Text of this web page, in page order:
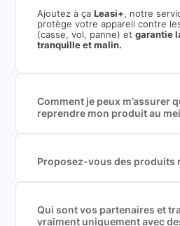
Ajoutez à çaLeasi+, notre
protège votre appareil contre
(casse, vol, panne) etgarantie
tranquille et malin.
Comment je peux m’assurer
reprendre mon produit au
garantir le meilleur prix de
sommes rémunéré à la
Proposez-vous des produits
produits officiels de grandes
reconditionné de haute qualité
Qui sont vos partenaires et
vraiment uniquement avec